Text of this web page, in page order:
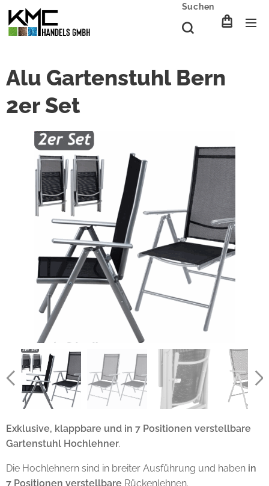
Suchen
Alu Gartenstuhl Bern
2er Set
Exklusive, klappbare und in 7 Positionen verstellbare
Gartenstuhl Hochlehner.
Die Hochlehnern sind in breiter Ausführung und haben in
7 Positionen verstellbare Rückenlehnen.